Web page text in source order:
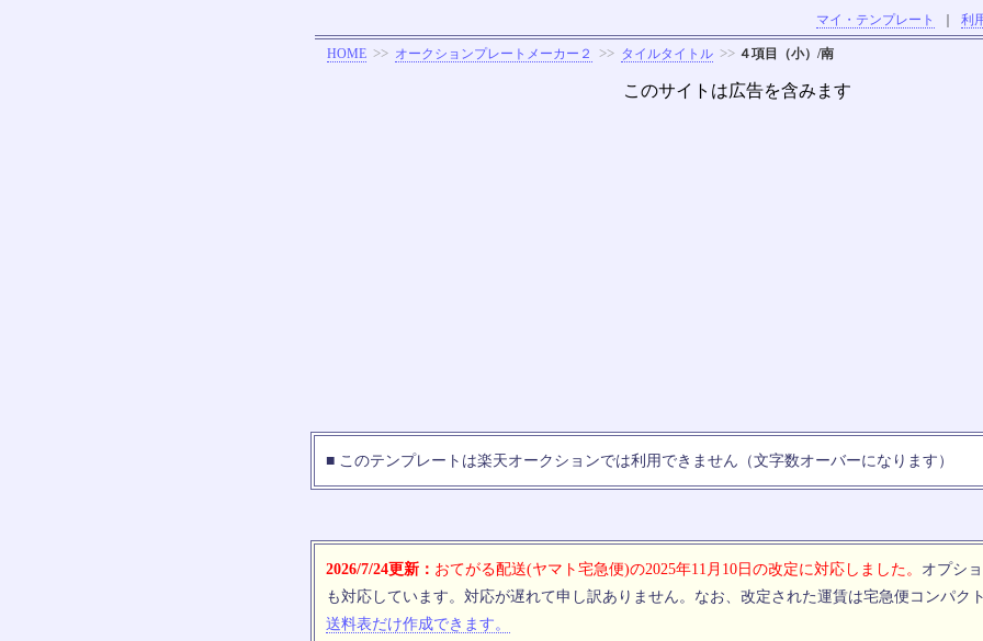
マイ・テンプレート 利
HOME >> オークションプレートメーカー２ >> タイルタイトル >> ４項目（小）/南
このサイトは広告を含みます
■ このテンプレートは楽天オークションでは利用できません（文字数オーバーになります）
2026/7/24更新： おてがる配送(ヤマト宅急便)の2025年11月10日の改定に対応しました。 オプシ
も対応しています。対応が遅れて申し訳ありません。なお、改定された運賃は宅急便コンパク
送料表だけ作成できます。